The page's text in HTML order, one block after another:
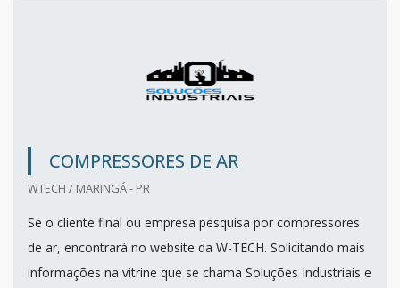
COMPRESSORES DE AR
WTECH / MARINGÁ - PR
Se o cliente final ou empresa pesquisa por compressores
de ar, encontrará no website da W-TECH. Solicitando mais
informações na vitrine que se chama Soluções Industriais e